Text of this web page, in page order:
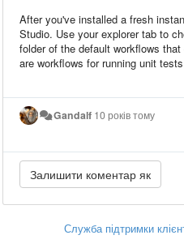
After you've installed a fresh
Studio. Use your explorer tab to
folder of the default workflows
are workflows for running unit
Gandalf 10 років тому
Служба підтримки